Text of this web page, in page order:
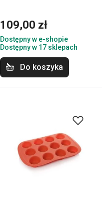
109,00 zł
Dostępny w e-shopie
Dostępny w 17 sklepach
Do koszyka